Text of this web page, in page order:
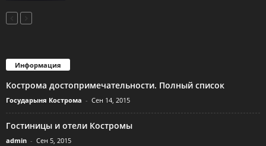
Информация
Кострома достопримечательности. Полный список
Государыня Кострома - Сен 14, 2015
Гостиницы и отели Костромы
admin - Сен 5, 2015